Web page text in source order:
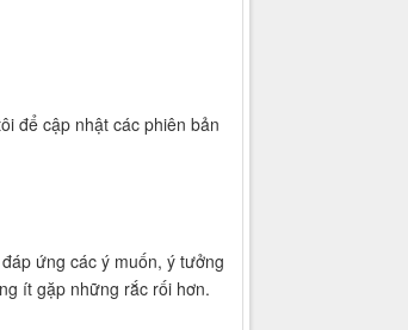
để cập nhật các phiên bản
ứng các ý muốn, ý tưởng
ít gặp những rắc rối hơn.